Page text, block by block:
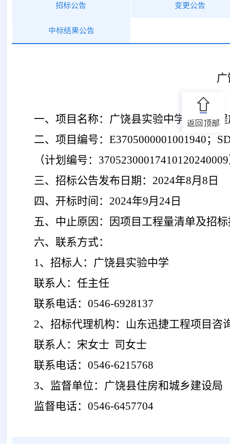
返回顶部
招标公告 变更公告
中标结果公告
一、项目名称： 广饶县实验中学扩建工
二、项目编号： E3705000001001940；
（计划编号：
三、招标公告发布日期： 2024年8月 8 日
四、开标时间： 2024年9月 24 日
五、中止原因：
因项目工程量清单及招
六、联系方式：
1、招标人：广饶县实验中学
联系人：任主任
联系电话： 0546-6928137
2、招标代理机构：山东迅捷工程项目咨
联系人：宋女士 司女士
联系电话： 0546-6215768
3、监督单位：广饶县住房和城乡建设局
监督电话： 0546-6457704